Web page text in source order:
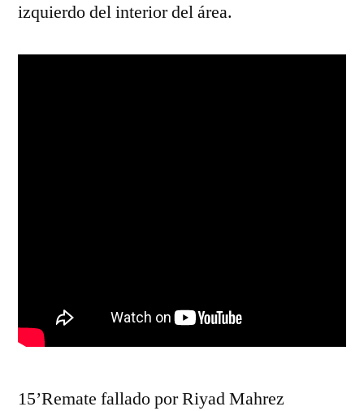
izquierdo del interior del área.
15’Remate fallado por Riyad Mahrez